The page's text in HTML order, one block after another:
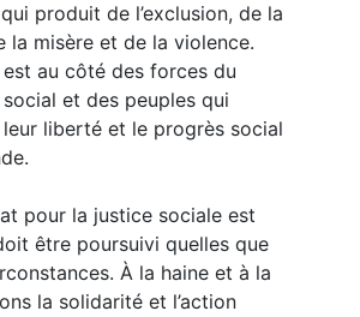
produit de l’exclusion, de la
la misère et de la violence.
au côté des forces du
et des peuples qui
liberté et le progrès social
pour la justice sociale est
être poursuivi quelles que
À la haine et à la
la solidarité et l’action